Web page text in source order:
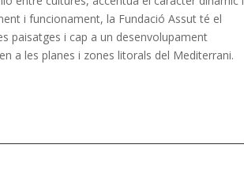
i funcionament, la Fundació Assut té el
paisatges i cap a un desenvolupament
a les planes i zones litorals del Mediterrani.